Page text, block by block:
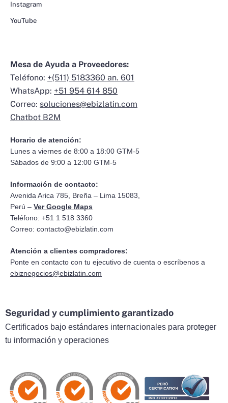
Instagram
YouTube
Mesa de Ayuda a Proveedores:
Teléfono: +(511) 5183360 an. 601
WhatsApp: +51 954 614 850
Correo: soluciones@ebizlatin.com
Chatbot B2M
Horario de atención:
Lunes a viernes de 8:00 a 18:00 GTM-5
Sábados de 9:00 a 12:00 GTM-5
Información de contacto:
Avenida Arica 785, Breña – Lima 15083,
Perú – Ver Google Maps
Teléfono: +51 1 518 3360
Correo: contacto@ebizlatin.com
Atención a clientes compradores:
Ponte en contacto con tu ejecutivo de cuenta o escríbenos a
ebiznegocios@ebizlatin.com
Seguridad y cumplimiento garantizado
Certificados bajo estándares internacionales para proteger
tu información y operaciones